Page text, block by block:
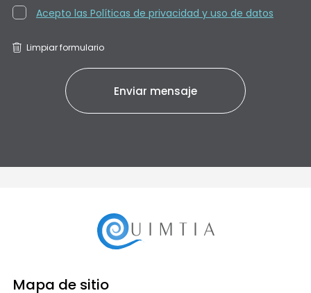
Acepto las Políticas de privacidad y uso de datos
Limpiar formulario
Mapa de sitio